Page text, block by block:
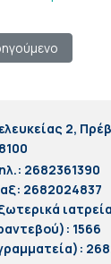
άρθρο:
2,
2682361390
2682024837
ιατρεία
1566